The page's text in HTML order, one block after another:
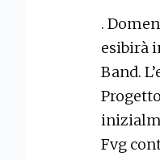
.
esibirà
Band.
Fvg